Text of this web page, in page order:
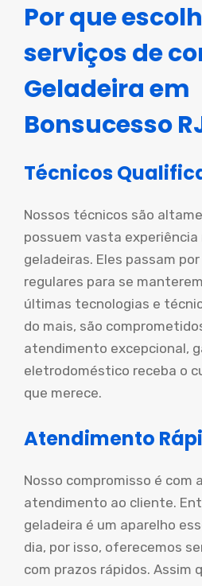
Por que
serviços de
Geladeira em
Bonsucesso
Técnicos
Nossos técnicos são
possuem vasta
geladeiras. Eles passam
regulares para se
últimas tecnologias e
do mais, são
atendimento excepcional,
eletrodoméstico receba o
que merece.
Atendimento
Nosso compromisso é com
atendimento ao cliente.
geladeira é um aparelho
dia, por isso, oferecemos
com prazos rápidos. Assim